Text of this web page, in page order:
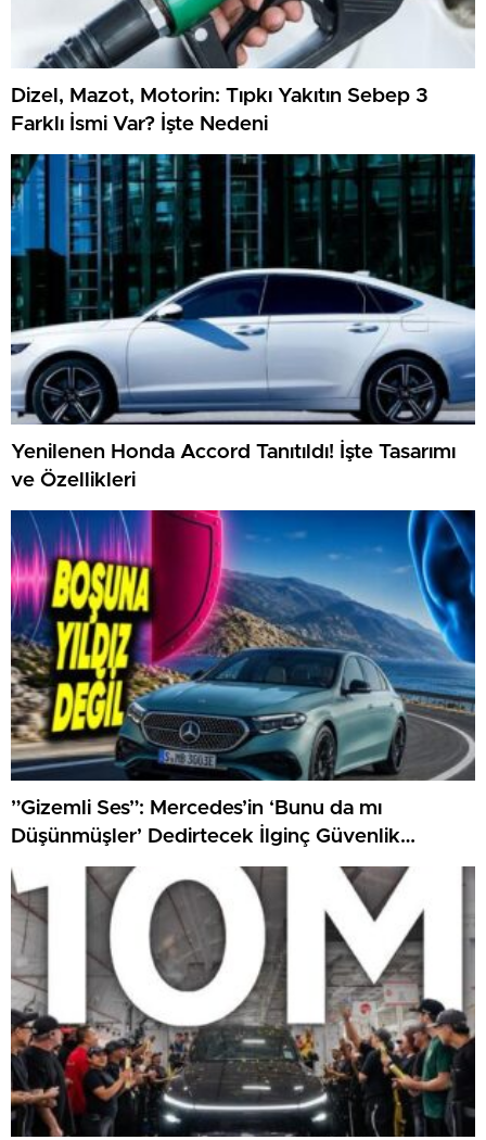
Dizel, Mazot, Motorin: Tıpkı Yakıtın Sebep 3
Farklı İsmi Var? İşte Nedeni
Yenilenen Honda Accord Tanıtıldı! İşte Tasarımı
ve Özellikleri
”Gizemli Ses”: Mercedes’in ‘Bunu da mı
Düşünmüşler’ Dedirtecek İlginç Güvenlik
Özelliği